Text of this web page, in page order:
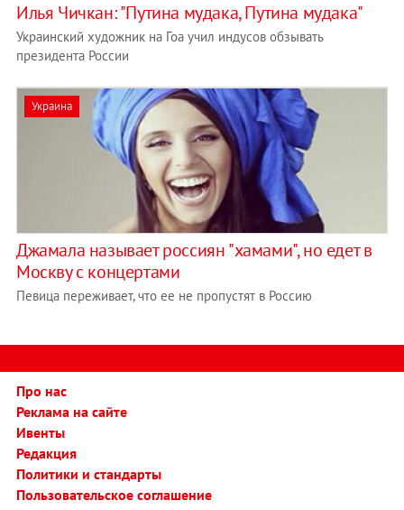
Илья Чичкан: "Путина мудака, Путина мудака"
Украинский художник на Гоа учил индусов обзывать
президента России
Украина
Джамала называет россиян "хамами", но едет в
Москву с концертами
Певица переживает, что ее не пропустят в Россию
Про нас
Реклама на сайте
Ивенты
Редакция
Политики и стандарты
Пользовательское соглашение